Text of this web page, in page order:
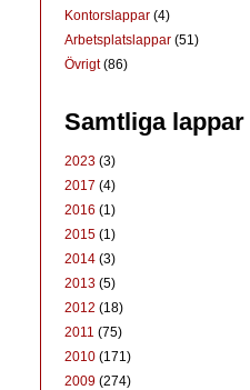
Kontorslappar (4)
Arbetsplatslappar (51)
Övrigt(86)
Samtliga lappar
2023 (3)
2017 (4)
2016 (1)
2015 (1)
2014 (3)
2013 (5)
2012 (18)
2011 (75)
2010 (171)
2009 (274)